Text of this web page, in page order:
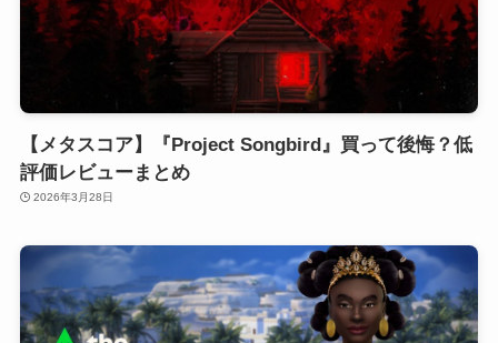
【メタスコア】『Project Songbird』買って後悔？低
評価レビューまとめ
2026年3月28日